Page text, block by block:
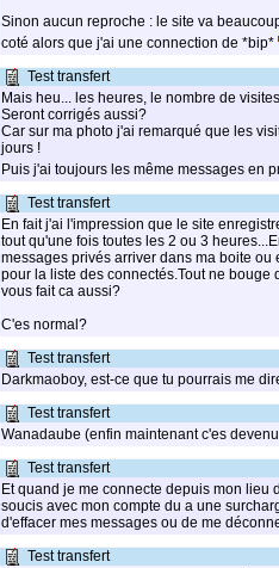
Sinon aucun reproche : le site va
coté alors que j'ai une connection de *bip*
Test transfert
Mais heu... les heures, le nombre de
Seront corrigés aussi?
Car sur ma photo j'ai remarqué que les
jours !
Puis j'ai toujours les même messages en
Test transfert
En fait j'ai l'impression que le site
tout qu'une fois toutes les 2 ou 3
messages privés arriver dans ma boite ou
pour la liste des connectés.Tout ne
vous fait ca aussi?
C'es normal?
Test transfert
Darkmaoboy, est-ce que tu pourrais me
Test transfert
Wanadaube (enfin maintenant c'es
Test transfert
Et quand je me connecte depuis mon lieu
soucis avec mon compte du a une
d'effacer mes messages ou de me
Test transfert